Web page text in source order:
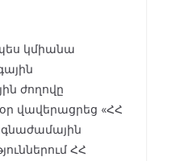
կմիանա
ժողովը
վավերացրեց «ՀՀ
ՀՀ